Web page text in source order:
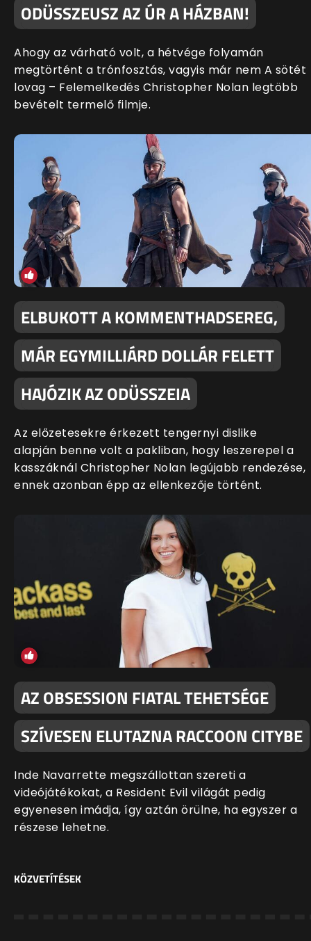
ODÜSSZEUSZ AZ ÚR A HÁZBAN!
Ahogy az várható volt, a hétvége folyamán
megtörtént a trónfosztás, vagyis már nem A sötét
lovag – Felemelkedés Christopher Nolan legtöbb
bevételt termelő filmje.
ELBUKOTT A KOMMENTHADSEREG,
MÁR EGYMILLIÁRD DOLLÁR FELETT
HAJÓZIK AZ ODÜSSZEIA
Az előzetesekre érkezett tengernyi dislike
alapján benne volt a pakliban, hogy leszerepel a
kasszáknál Christopher Nolan legújabb rendezése,
ennek azonban épp az ellenkezője történt.
AZ OBSESSION FIATAL TEHETSÉGE
SZÍVESEN ELUTAZNA RACCOON CITYBE
Inde Navarrette megszállottan szereti a
videójátékokat, a Resident Evil világát pedig
egyenesen imádja, így aztán örülne, ha egyszer a
részese lehetne.
KÖZVETÍTÉSEK